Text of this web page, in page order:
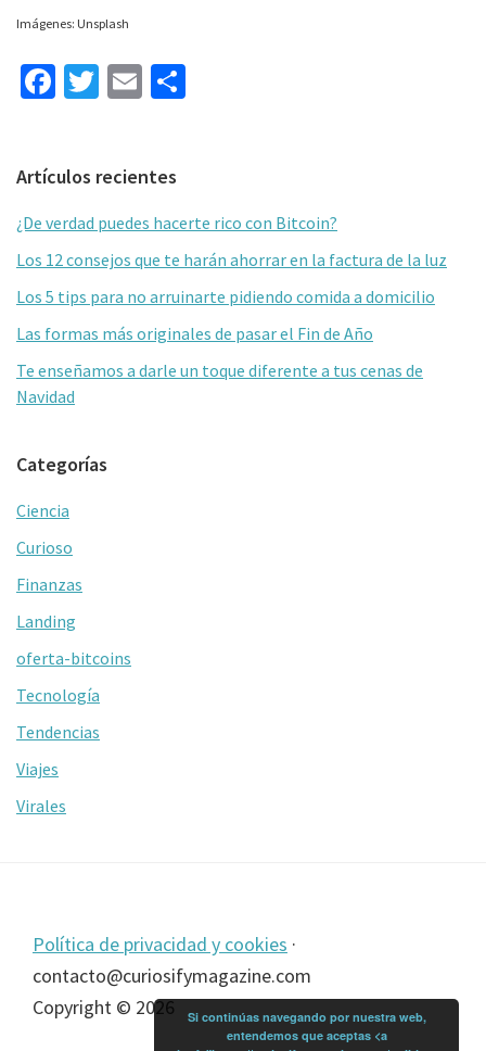
Imágenes: Unsplash
Fa
o
o
k
T
er
E
l
ar
tir
Barra
lateral
primaria
Artículos recientes
¿De verdad puedes hacerte rico con Bitcoin?
Los 12 consejos que te harán ahorrar en la factura de la luz
Los 5 tips para no arruinarte pidiendo comida a domicilio
Las formas más originales de pasar el Fin de Año
Te enseñamos a darle un toque diferente a tus cenas de
Navidad
Categorías
Ciencia
Curioso
Finanzas
Landing
oferta-bitcoins
Tecnología
Tendencias
Viajes
Virales
Footer
Política de privacidad y cookies ·
contacto@curiosifymagazine.com
Copyright © 2026
Si continúas navegando por nuestra web,
entendemos que aceptas <a